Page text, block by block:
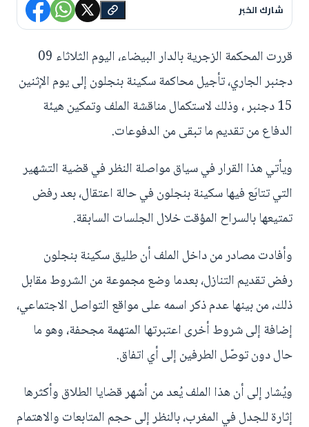
شارك الخبر
قررت المحكمة الزجرية بالدار البيضاء، اليوم الثلاثاء 09
دجنبر الجاري، تأجيل محاكمة سكينة بنجلون إلى يوم الإثنين
15 دجنبر ، وذلك لاستكمال مناقشة الملف وتمكين هيئة
الدفاع من تقديم ما تبقى من الدفوعات.
ويأتي هذا القرار في سياق مواصلة النظر في قضية التشهير
التي تتابَع فيها سكينة بنجلون في حالة اعتقال، بعد رفض
تمتيعها بالسراح المؤقت خلال الجلسات السابقة.
وأفادت مصادر من داخل الملف أن طليق سكينة بنجلون
رفض تقديم التنازل، بعدما وضع مجموعة من الشروط مقابل
ذلك، من بينها عدم ذكر اسمه على مواقع التواصل الاجتماعي،
إضافة إلى شروط أخرى اعتبرتها المتهمة مجحفة، وهو ما
حال دون توصّل الطرفين إلى أي اتفاق.
ويُشار إلى أن هذا الملف يُعد من أشهر قضايا الطلاق وأكثرها
إثارة للجدل في المغرب، بالنظر إلى حجم المتابعات والاهتمام